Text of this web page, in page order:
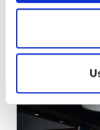
Cantine
GoWine